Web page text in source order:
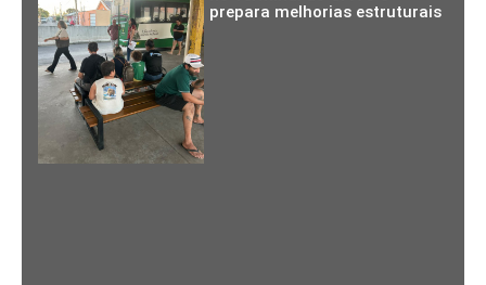
prepara melhorias estruturais